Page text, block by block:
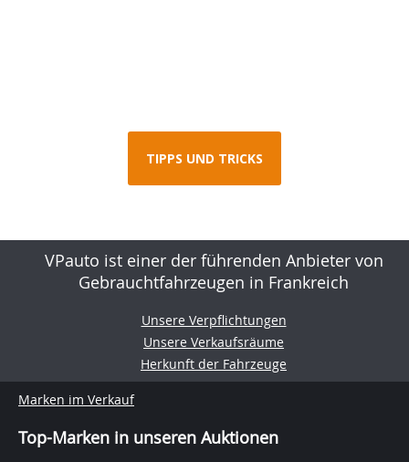
TIPPS UND TRICKS
VPauto ist einer der führenden Anbieter von
Gebrauchtfahrzeugen in Frankreich
Unsere Verpflichtungen
Unsere Verkaufsräume
Herkunft der Fahrzeuge
Marken im Verkauf
Top-Marken in unseren Auktionen